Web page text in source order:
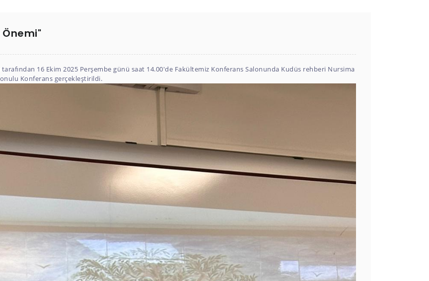
16 Ekim 2025 Perşembe günü saat 14.00'de Fakültemiz Konferans Salonunda Kudüs rehberi Nursima
Konferans gerçekleştirildi.